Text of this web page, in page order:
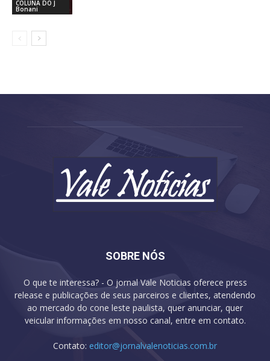
COLUNA DO J
Bonani
SOBRE NÓS
O que te interessa? - O jornal Vale Noticias oferece press
release e publicações de seus parceiros e clientes, atendendo
ao mercado do cone leste paulista, quer anunciar, quer
veicular informações em nosso canal, entre em contato.
Contato: editor@jornalvalenoticias.com.br